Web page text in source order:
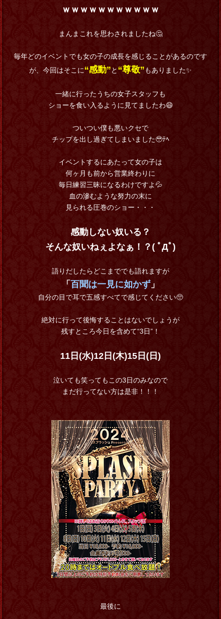
ｗｗｗｗｗｗｗｗｗｗｗ
まんまこれを思わされましたね🤔
毎年どのイベントでも女の子の成長を感じることがあるのです
が、今回はそこに“感動”と “尊敬”もありました✨
一緒に行ったうちの女子スタッフも
ショーを食い入るように見てましたわ😄
ついつい僕も悪いクセで
チップを出し過ぎてしまいました🥹ﾃﾍ
イベントするにあたって女の子は
何ヶ月も前から営業終わりに
毎日練習三昧になるわけですよ💦
血の滲むような努力の末に
見られる圧巻のショー・・・
感動しない奴いる？
そんな奴いねぇよなぁ！？( ﾟДﾟ)
語りだしたらどこまででも語れますが
「 百聞は一見に如かず 」
自分の目で耳で五感すべてで感じてください🥺
絶対に行って後悔することはないでしょうが
残すところ今日を含めて“3日”！
11日(水)12日(木)15日(日)
泣いても笑ってもこの3日のみなので
まだ行ってない方は是非！！！
最後に